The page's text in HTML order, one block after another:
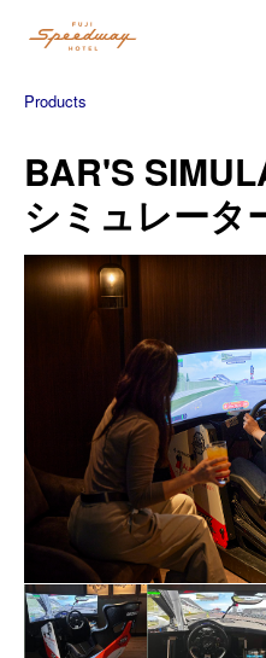
Products
BAR'S
シミュレータ